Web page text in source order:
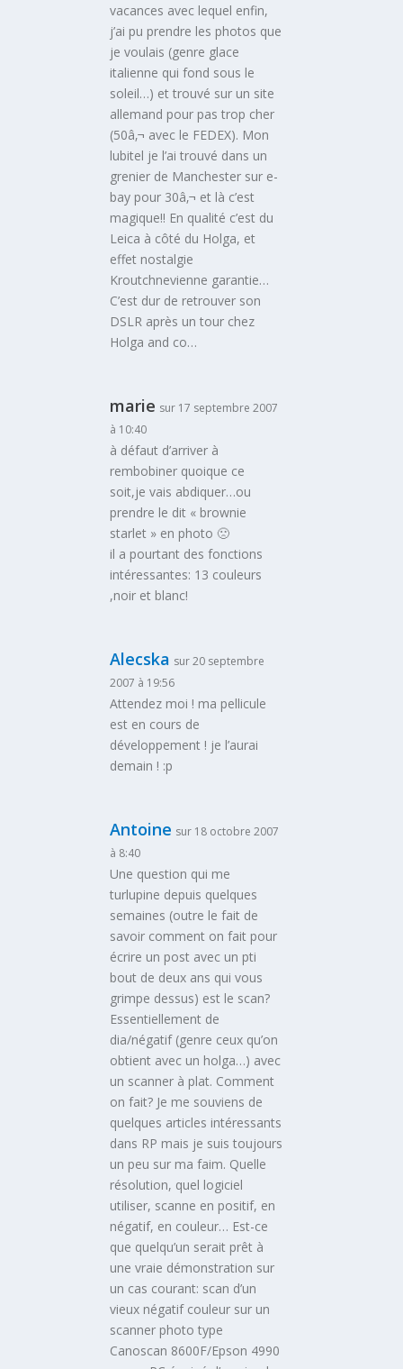
vacances avec lequel enfin,
j’ai pu prendre les photos que
je voulais (genre glace
italienne qui fond sous le
soleil…) et trouvé sur un site
allemand pour pas trop cher
(50â‚¬ avec le FEDEX). Mon
lubitel je l’ai trouvé dans un
grenier de Manchester sur e-
bay pour 30â‚¬ et là c’est
magique!! En qualité c’est du
Leica à côté du Holga, et
effet nostalgie
Kroutchnevienne garantie…
C’est dur de retrouver son
DSLR après un tour chez
Holga and co…
marie sur 17 septembre 2007
à 10:40
à défaut d’arriver à
rembobiner quoique ce
soit,je vais abdiquer…ou
prendre le dit « brownie
starlet » en photo 🙁
il a pourtant des fonctions
intéressantes: 13 couleurs
,noir et blanc!
Alecska sur 20 septembre
2007 à 19:56
Attendez moi ! ma pellicule
est en cours de
développement ! je l’aurai
demain ! :p
Antoine sur 18 octobre 2007
à 8:40
Une question qui me
turlupine depuis quelques
semaines (outre le fait de
savoir comment on fait pour
écrire un post avec un pti
bout de deux ans qui vous
grimpe dessus) est le scan?
Essentiellement de
dia/négatif (genre ceux qu’on
obtient avec un holga…) avec
un scanner à plat. Comment
on fait? Je me souviens de
quelques articles intéressants
dans RP mais je suis toujours
un peu sur ma faim. Quelle
résolution, quel logiciel
utiliser, scanne en positif, en
négatif, en couleur… Est-ce
que quelqu’un serait prêt à
une vraie démonstration sur
un cas courant: scan d’un
vieux négatif couleur sur un
scanner photo type
Canoscan 8600F/Epson 4990